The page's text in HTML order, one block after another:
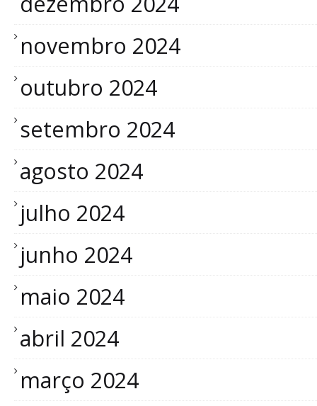
novembro 2024
outubro 2024
setembro 2024
agosto 2024
julho 2024
junho 2024
maio 2024
abril 2024
março 2024